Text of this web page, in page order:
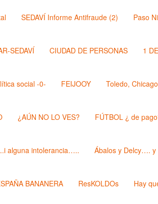
SEDAVÍ Informe Antifraude (2) Paso
SEDAVÍ CIUDAD DE PERSONAS 1
social -0- FEIJOOY Toledo,
¿AÚN NO LO VES? FÚTBOL ¿ de
alguna intolerancia….. Ábalos y Delcy…. y
BANANERA ResKOLDOs Hay